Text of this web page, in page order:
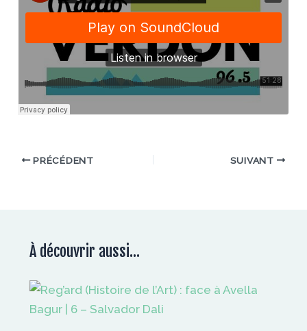
PRÉCÉDENT SUIVANT
À découvrir aussi...